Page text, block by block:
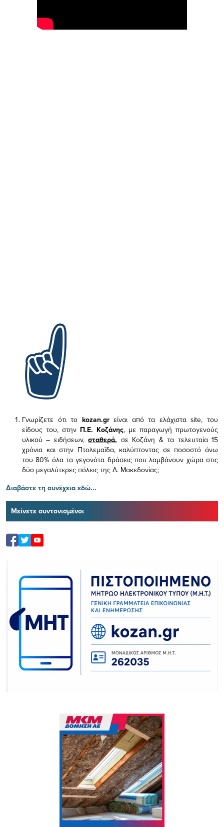
Γνωρίζετε ότι το kozan.gr είναι από τα ελάχισταsite, του
είδους του, στην Π.Ε. Κοζάνης, με παραγωγή πρωτογενούς
υλικού – ειδήσεων,σταθερά, σε Κοζάνη & τα τελευταία 15
χρόνια και στην Πτολεμαΐδα, καλύπτοντας σε ποσοστό άνω
του 80% όλα τα γεγονότα δράσεις που λαμβάνουν χώρα στις
δύο μεγαλύτερες πόλεις της Δ. Μακεδονίας;
Διαβάστε τη συνέχεια εδώ...
Μείνετε συντονισμένοι